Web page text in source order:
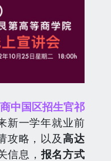
中国区招生官祁
新一学年就业前
攻略，以及高达
信息，报名方式